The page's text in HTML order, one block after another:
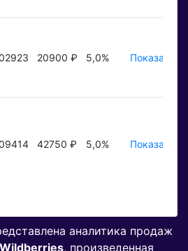
20900 ₽ 5,0% Показать ₽
42750 ₽ 5,0% Показать ₽
аналитика продаж
Wildberries, произведенная